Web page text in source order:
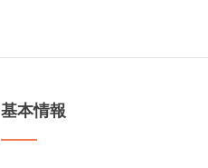
基本情報